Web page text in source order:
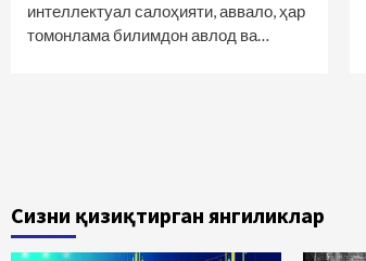
интеллектуал салоҳияти, аввало, ҳар
томонлама билимдон авлод ва…
Сизни қизиқтирган янгиликлар